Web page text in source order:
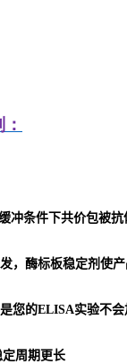
冲条件下共价包被抗
，酶标板稳定剂使
您的ELISA实验不会
周期更长